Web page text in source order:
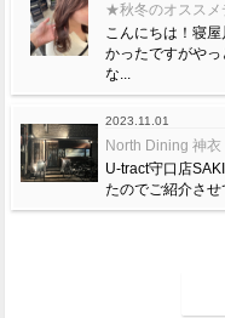
★秋冬のオスス
こんにちは！寝
かったですがや
な...
2023.11.01
North Dining 神
U-tract守口店
たのでご紹介さ